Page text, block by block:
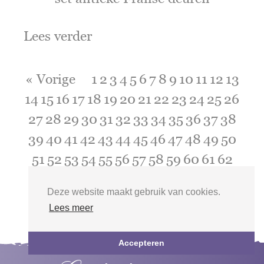
Deze website maakt gebruik van cookies.
Lees meer
Accepteren
Lees verder
« Vorige 1 2 34 5 6 7 8 9 10 11 12 13
14 15 16 1718 19 20 21 22 23 24 25 26
27 28 29 30 31 32 33 34 35 36 37 38
394041 4243444546474849 50
51 52 53 54 55 56 57 58 59 60 61 62